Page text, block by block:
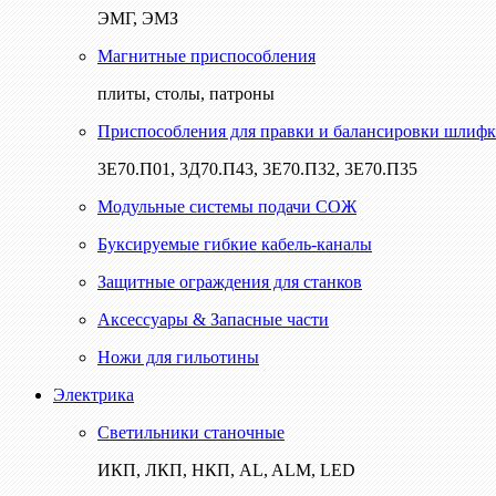
ЭМГ, ЭМЗ
Магнитные приспособления
плиты, столы, патроны
Приспособления для правки и балансировки
3Е70.П01, 3Д70.П43, 3Е70.П32, 3Е70.П35
Модульные системы подачи СОЖ
Буксируемые гибкие кабель-каналы
Защитные ограждения для станков
Аксессуары & Запасные части
Ножи для гильотины
Электрика
Светильники станочные
ИКП, ЛКП, НКП, AL, ALM, LED